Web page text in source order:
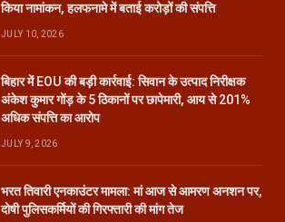
किया नामांकन, हलफनामे में बताई करोड़ों की संपत्ति
JULY 10, 2026
बिहार में EOU की बड़ी कार्रवाई: सिवान के उत्पाद निरीक्षक
अंकेश कुमार गोंड़ के 5 ठिकानों पर छापेमारी, आय से 201%
अधिक संपत्ति का आरोप
JULY 9, 2026
भरत तिवारी एनकाउंटर मामला: मां आज से आमरण अनशन पर,
दोषी पुलिसकर्मियों की गिरफ्तारी की मांग तेज